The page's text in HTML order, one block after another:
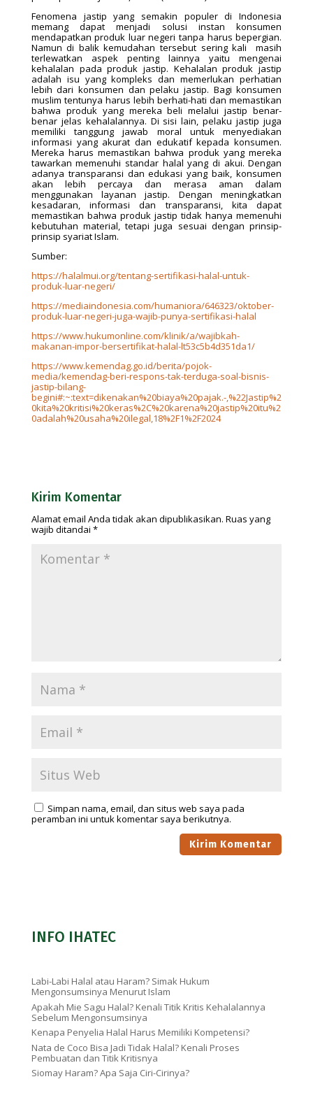
Fenomena jastip yang semakin populer di Indonesia
memang dapat menjadi solusi instan konsumen
mendapatkan produk luar negeri tanpa harus bepergian.
Namun di balik kemudahan tersebut sering kali masih
terlewatkan aspek penting lainnya yaitu mengenai
kehalalan pada produk jastip. Kehalalan produk jastip
adalah isu yang kompleks dan memerlukan perhatian
lebih dari konsumen dan pelaku jastip. Bagi konsumen
muslim tentunya harus lebih berhati-hati dan memastikan
bahwa produk yang mereka beli melalui jastip benar-
benar jelas kehalalannya. Di sisi lain, pelaku jastip juga
memiliki tanggung jawab moral untuk menyediakan
informasi yang akurat dan edukatif kepada konsumen.
Mereka harus memastikan bahwa produk yang mereka
tawarkan memenuhi standar halal yang di akui. Dengan
adanya transparansi dan edukasi yang baik, konsumen
akan lebih percaya dan merasa aman dalam
menggunakan layanan jastip. Dengan meningkatkan
kesadaran, informasi dan transparansi, kita dapat
memastikan bahwa produk jastip tidak hanya memenuhi
kebutuhan material, tetapi juga sesuai dengan prinsip-
prinsip syariat Islam.
Sumber:
https://halalmui.org/tentang-sertifikasi-halal-untuk-
produk-luar-negeri/
https://mediaindonesia.com/humaniora/646323/oktober-
produk-luar-negeri-juga-wajib-punya-sertifikasi-halal
https://www.hukumonline.com/klinik/a/wajibkah-
makanan-impor-bersertifikat-halal-lt53c5b4d351da1/
https://www.kemendag.go.id/berita/pojok-
media/kemendag-beri-respons-tak-terduga-soal-bisnis-
jastip-bilang-
begini#:~:text=dikenakan%20biaya%20pajak.-,%22Jastip%2
0kita%20kritisi%20keras%2C%20karena%20jastip%20itu%2
0adalah%20usaha%20ilegal,18%2F1%2F2024
Kirim Komentar
Alamat email Anda tidak akan dipublikasikan. Ruas yang
wajib ditandai *
Simpan nama, email, dan situs web saya pada
peramban ini untuk komentar saya berikutnya.
INFO IHATEC
Labi-Labi Halal atau Haram? Simak Hukum
Mengonsumsinya Menurut Islam
Apakah Mie Sagu Halal? Kenali Titik Kritis Kehalalannya
Sebelum Mengonsumsinya
Kenapa Penyelia Halal Harus Memiliki Kompetensi?
Nata de Coco Bisa Jadi Tidak Halal? Kenali Proses
Pembuatan dan Titik Kritisnya
Siomay Haram? Apa Saja Ciri-Cirinya?